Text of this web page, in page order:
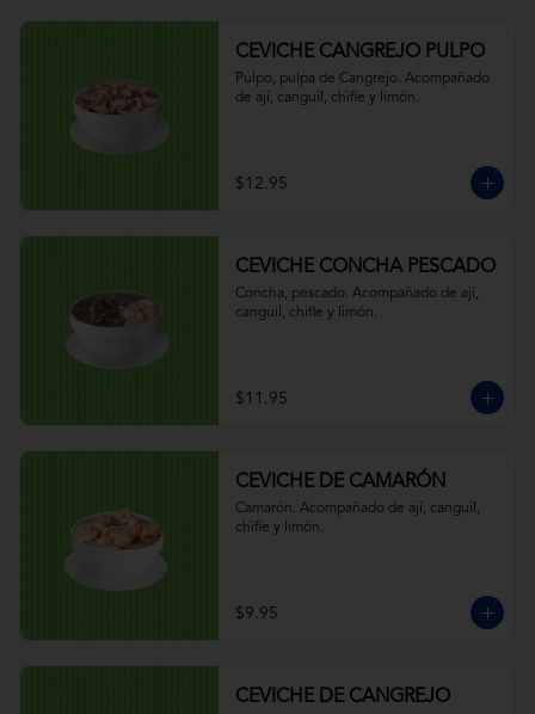
CEVICHE CANGREJO PULPO
Pulpo, pulpa de Cangrejo. Acompañado
de ají, canguil, chifle y limón.
$12.95
CEVICHE CONCHA PESCADO
Concha, pescado. Acompañado de ají,
canguil, chifle y limón.
$11.95
CEVICHE DE CAMARÓN
Camarón. Acompañado de ají, canguil,
chifle y limón.
$9.95
CEVICHE DE CANGREJO